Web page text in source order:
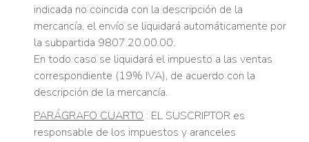
indicada no coincida con la descripción de la
mercancía, el envío se liquidará automáticamente por
la subpartida 9807.20.00.00.
En todo caso se liquidará el impuesto a las ventas
correspondiente (19% IVA), de acuerdo con la
descripción de la mercancía.
PARÁGRAFO CUARTO : EL SUSCRIPTOR es
responsable de los impuestos y aranceles